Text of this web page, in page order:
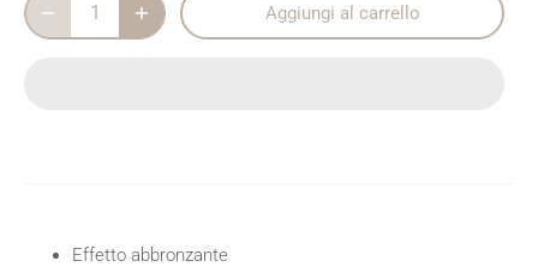
Aggiungi al carrello
Effetto abbronzante